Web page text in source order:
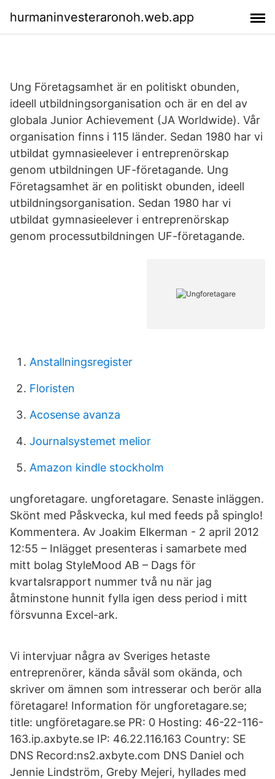
hurmaninvesteraronoh.web.app
Ung Företagsamhet är en politiskt obunden,
ideell utbildningsorganisation och är en del av
globala Junior Achievement (JA Worldwide). Vår
organisation finns i 115 länder. Sedan 1980 har vi
utbildat gymnasieelever i entreprenörskap
genom utbildningen UF-företagande. Ung
Företagsamhet är en politiskt obunden, ideell
utbildningsorganisation. Sedan 1980 har vi
utbildat gymnasieelever i entreprenörskap
genom processutbildningen UF-företagande.
Anstallningsregister
Floristen
Acosense avanza
Journalsystemet melior
Amazon kindle stockholm
ungforetagare. ungforetagare. Senaste inläggen.
Skönt med Påskvecka, kul med feeds på spinglo!
Kommentera. Av Joakim Elkerman - 2 april 2012
12:55 – Inlägget presenteras i samarbete med
mitt bolag StyleMood AB – Dags för
kvartalsrapport nummer två nu när jag
åtminstone hunnit fylla igen dess period i mitt
försvunna Excel-ark.
Vi intervjuar några av Sveriges hetaste
entreprenörer, kända såväl som okända, och
skriver om ämnen som intresserar och berör alla
företagare! Information för ungforetagare.se;
title: ungföretagare.se PR: 0 Hosting: 46-22-116-
163.ip.axbyte.se IP: 46.22.116.163 Country: SE
DNS Record:ns2.axbyte.com DNS Daniel och
Jennie Lindström, Greby Mejeri, hyllades med